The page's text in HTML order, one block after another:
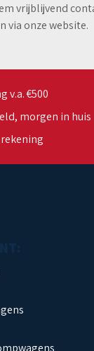
vrijblijvend
via onze website.
v.a. €500
morgen in huis